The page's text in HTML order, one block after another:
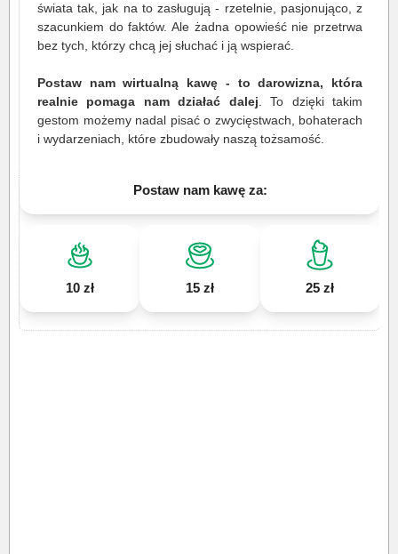
świata tak, jak na to zasługują - rzetelnie, pasjonująco, z
szacunkiem do faktów. Ale żadna opowieść nie przetrwa
bez tych, którzy chcą jej słuchać i ją wspierać.
Postaw nam wirtualną kawę - to darowizna, która
realnie pomaga nam działać dalej . To dzięki takim
gestom możemy nadal pisać o zwycięstwach, bohaterach
i wydarzeniach, które zbudowały naszą tożsamość.
Postaw nam kawę za:
10 zł 15 zł 25 zł